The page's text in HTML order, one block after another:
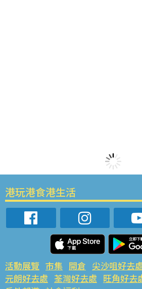
港玩港食港生活
活動展覽 市集 開倉 尖沙咀好去
元朗好去處 荃灣好去處 旺角好去